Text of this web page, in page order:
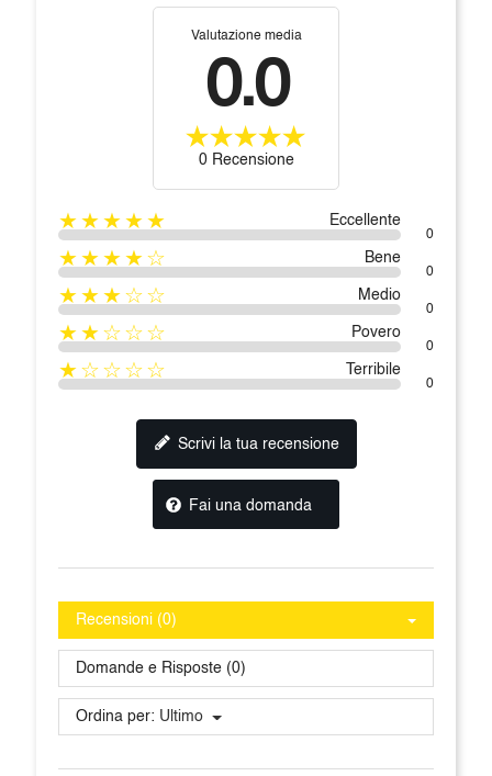
Valutazione media
0.0
0 Recensione
★★★★★ Eccellente
0
★★★★☆ Bene
0
★★★☆☆ Medio
0
★★☆☆☆ Povero
0
★☆☆☆☆ Terribile
0
Scrivi la tua recensione
Fai una domanda
Recensioni (0)
Domande e Risposte (0)
Ordina per: Ultimo